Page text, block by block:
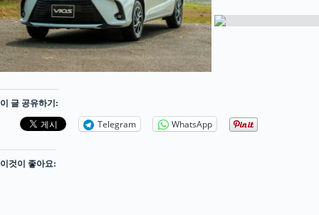
이 글 공유하기:
Telegram WhatsApp
이것이 좋아요: